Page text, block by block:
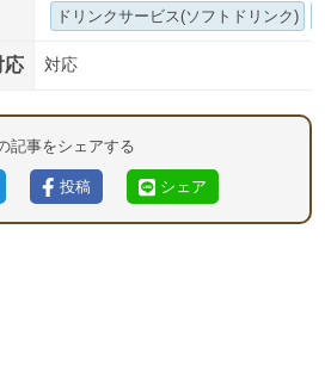
ドリンクサービス(ソフトドリンク)
応 対応
記事をシェアする
投稿 シェア